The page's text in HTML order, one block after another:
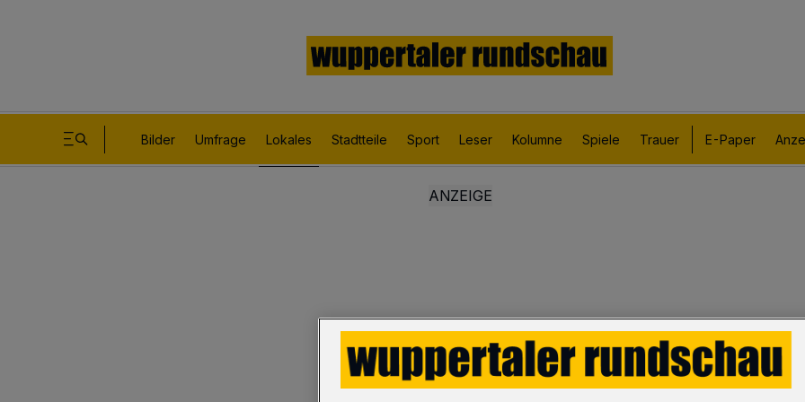
Bilder Umfrage Lokales Stadtteile Sport Leser Kolumne Spiele Trauer E-Paper